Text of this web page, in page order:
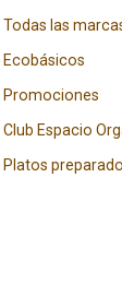
Todas las
Ecobásicos
Promociones
Club Espacio
Platos